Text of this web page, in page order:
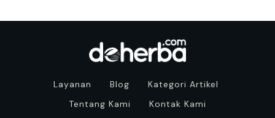
Layanan Blog
Kategori Artikel
Tentang Kami
Kontak Kami